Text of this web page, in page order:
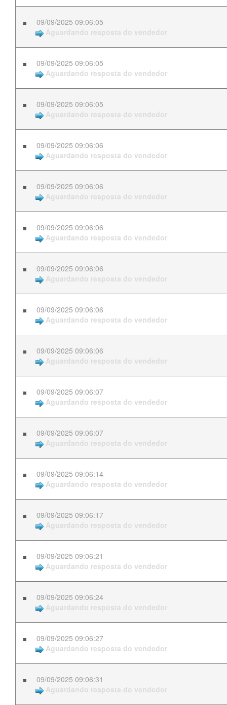
09/09/2025 09:06:05
Aguardando resposta do vendedor
09/09/2025 09:06:05
Aguardando resposta do vendedor
09/09/2025 09:06:05
Aguardando resposta do vendedor
09/09/2025 09:06:06
Aguardando resposta do vendedor
09/09/2025 09:06:06
Aguardando resposta do vendedor
09/09/2025 09:06:06
Aguardando resposta do vendedor
09/09/2025 09:06:06
Aguardando resposta do vendedor
09/09/2025 09:06:06
Aguardando resposta do vendedor
09/09/2025 09:06:06
Aguardando resposta do vendedor
09/09/2025 09:06:07
Aguardando resposta do vendedor
09/09/2025 09:06:07
Aguardando resposta do vendedor
09/09/2025 09:06:14
Aguardando resposta do vendedor
09/09/2025 09:06:17
Aguardando resposta do vendedor
09/09/2025 09:06:21
Aguardando resposta do vendedor
09/09/2025 09:06:24
Aguardando resposta do vendedor
09/09/2025 09:06:27
Aguardando resposta do vendedor
09/09/2025 09:06:31
Aguardando resposta do vendedor